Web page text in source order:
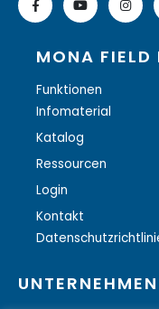
MONA FIELD
Funktionen
Infomaterial
Katalog
Ressourcen
Login
Kontakt
UNTERNEHMEN